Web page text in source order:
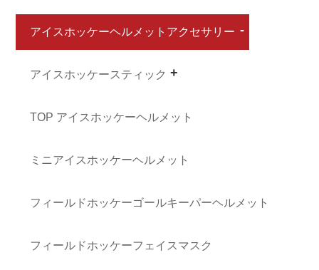
アイスホッケーヘルメットアクセサリー
アイスホッケースティック
TOP アイスホッケーヘルメット
ミニアイスホッケーヘルメット
フィールドホッケーゴールキーパーヘルメット
フィールドホッケーフェイスマスク